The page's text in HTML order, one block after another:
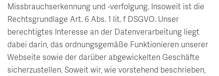
Missbrauchserkennung und -verfolgung. Insoweit ist die
Rechtsgrundlage Art. 6 Abs. 1 lit. f DSGVO. Unser
berechtigtes Interesse an der Datenverarbeitung liegt
dabei darin, das ordnungsgemäße Funktionieren unserer
Webseite sowie der darüber abgewickelten Geschäfte
sicherzustellen. Soweit wir, wie vorstehend beschrieben,